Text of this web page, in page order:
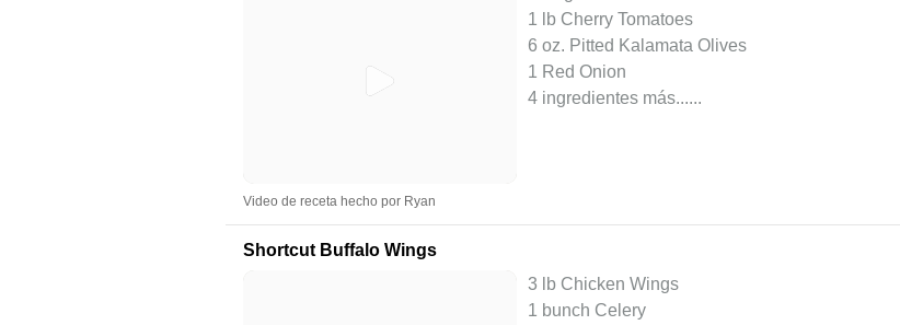
1 lb Cherry Tomatoes
6 oz. Pitted Kalamata Olives
1 Red Onion
4 ingredientes más...
Video de receta hecho por Ryan
Shortcut Buffalo Wings
3 lb Chicken Wings
1 bunch Celery